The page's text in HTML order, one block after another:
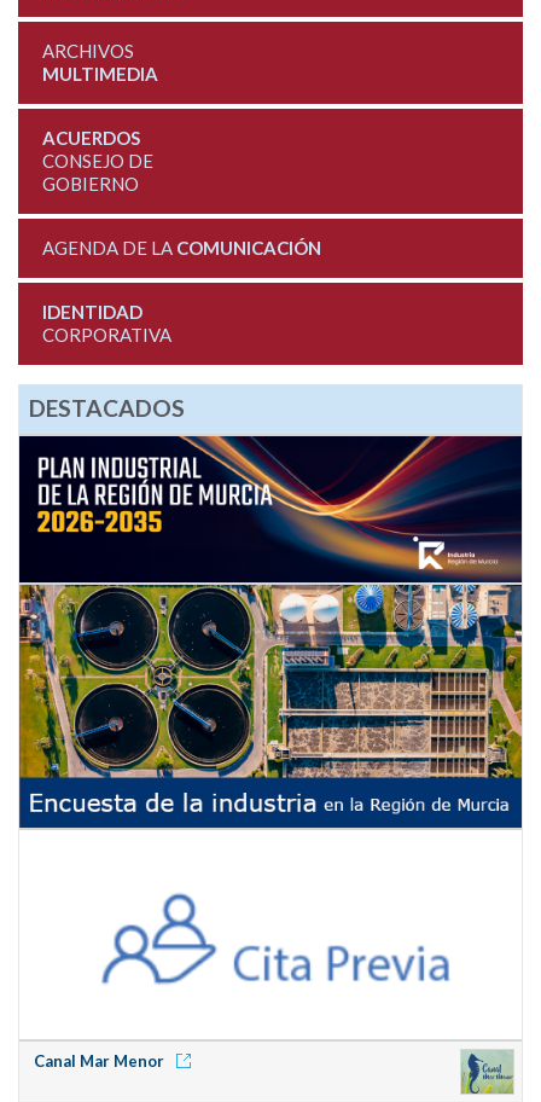
ARCHIVOS
MULTIMEDIA
ACUERDOS
CONSEJO DE
GOBIERNO
AGENDA DE LA COMUNICACIÓN
IDENTIDAD
CORPORATIVA
DESTACADOS
Canal Mar Menor